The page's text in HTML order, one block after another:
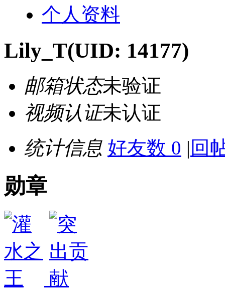
个人资料
Lily_T(UID: 14177)
邮箱状态未验证
视频认证未认证
统计信息 好友数 0 | 回
勋章